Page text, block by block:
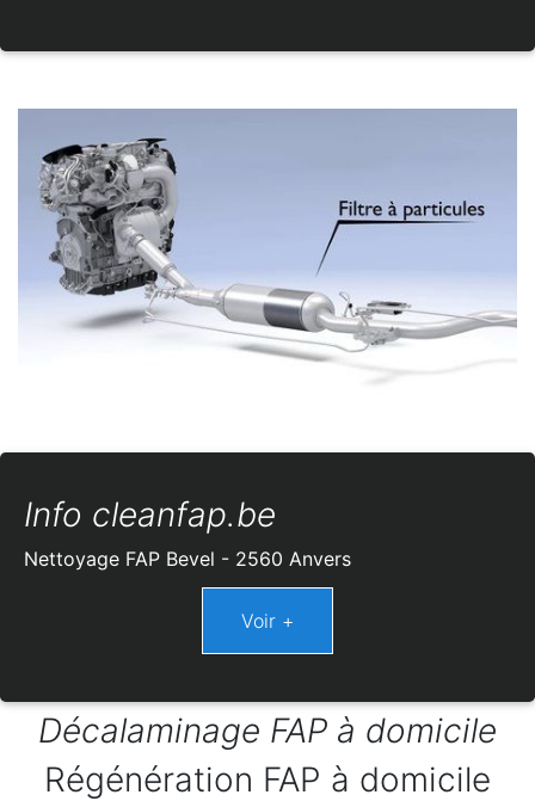
Info cleanfap.be
Nettoyage FAP Bevel - 2560 Anvers
Décalaminage FAP à domicile
Régénération FAP à domicile